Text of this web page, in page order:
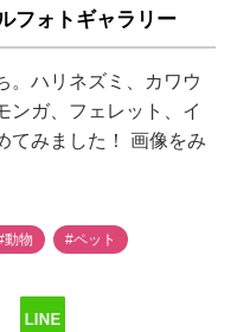
フォトギャラリー
。ハリネズミ、カワウ
ンガ、フェレット、イ
てみました！ 画像をみ
動物 #ペット